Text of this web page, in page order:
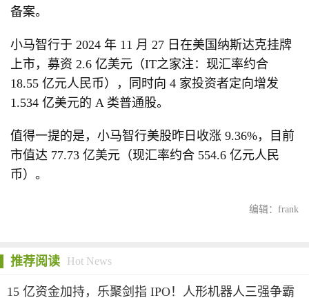
备案。
小马智行于 2024 年 11 月 27 日在美国纳斯达克挂牌
上市，募资 2.6 亿美元（IT之家注：现汇率约合
18.55 亿元人民币），同时向 4 家投资者定向增发
1.534 亿美元的 A 类普通股。
值得一提的是，小马智行美股昨日收涨 9.36%，目前
市值达 77.73 亿美元（现汇率约合 554.6 亿元人民
币）。
编辑：frank
推荐阅读 Hot News
15 亿资金加持，乐聚剑指 IPO！人形机器人三强争霸